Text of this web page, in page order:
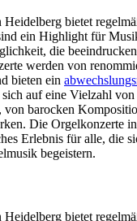
bietet
ein Highlight für
die
werden von
bieten ein
auf eine Vielzahl
von barocken
Die Orgelkonzerte
Erlebnis für alle, die
begeistern.
bietet